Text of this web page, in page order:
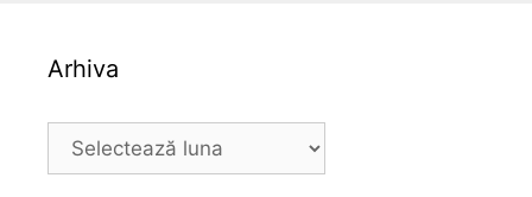
Arhiva
Arhiva